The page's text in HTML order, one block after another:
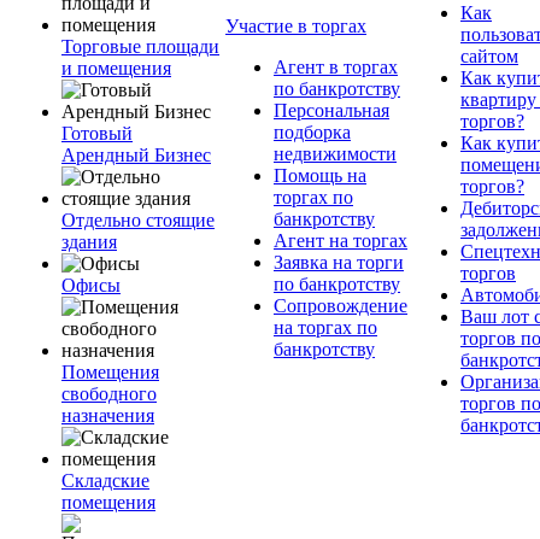
Торговые площади
и помещения
Готовый
Арендный Бизнес
Отдельно стоящие
здания
Офисы
Помещения
свободного
назначения
Складские
помещения
Участие в торгах
Агент в торгах
по банкротству
Персональная
подборка
недвижимости
Помощь на
торгах по
банкротству
Агент на торгах
Заявка на торги
по банкротству
Сопровождение
на торгах по
банкротству
Как
сайтом
Как
квартиру
торгов?
Как
торгов?
торгов
Ваш лот
торгов по
торгов по